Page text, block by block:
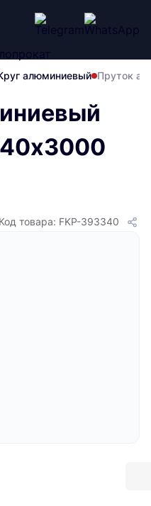
алюминиевый Пруток
Код товара: FKP-393340